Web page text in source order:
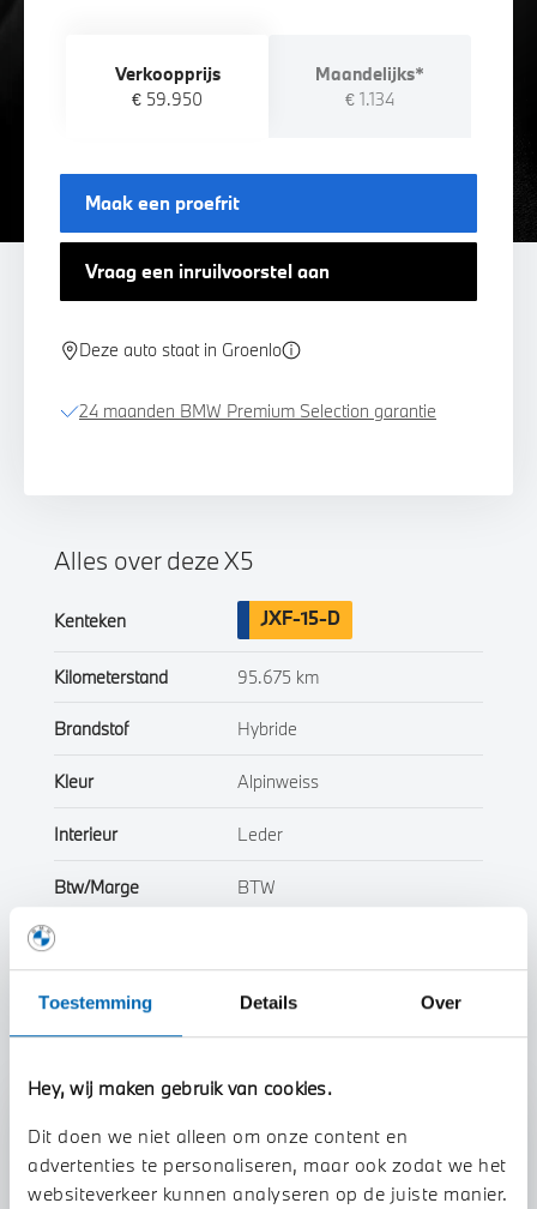
Toestemming Details Over
Hey, wij maken gebruik van cookies.
Dit doen we niet alleen om onze content en
advertenties te personaliseren, maar ook zodat we het
websiteverkeer kunnen analyseren op de juiste manier.
Verkoopprijs
€ 59.950
Maandelijks*
€ 1.134
Maak een proefrit
Vraag een inruilvoorstel aan
Deze auto staat in Groenlo
24 maanden BMW Premium Selection garantie
Uw auto inruilen?
Alles over deze X5
Kenteken JXF-15-D
Kilometerstand 95.675 km
Brandstof Hybride
Kleur Alpinweiss
Interieur Leder
Btw/Marge BTW
Toon alle eigenschappen